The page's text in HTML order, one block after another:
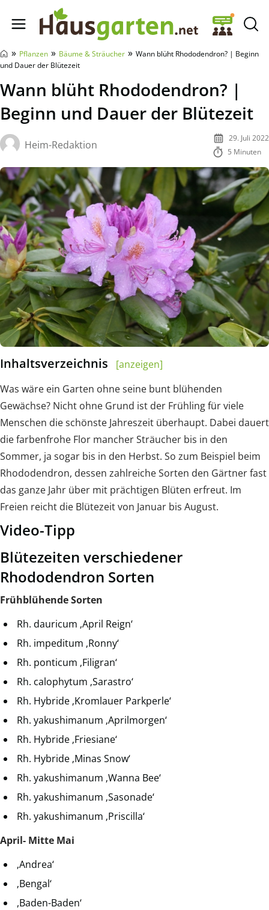
Hausgarten.net
» Pflanzen » Bäume & Sträucher » Wann blüht Rhododendron? | Beginn
und Dauer der Blütezeit
Wann blüht Rhododendron? |
Beginn und Dauer der Blütezeit
Heim-Redaktion
29. Juli 2022
5 Minuten
Inhaltsverzeichnis
[anzeigen]
Was wäre ein Garten ohne seine bunt blühenden
Gewächse? Nicht ohne Grund ist der Frühling für viele
Menschen die schönste Jahreszeit überhaupt. Dabei dauert
die farbenfrohe Flor mancher Sträucher bis in den
Sommer, ja sogar bis in den Herbst. So zum Beispiel beim
Rhododendron, dessen zahlreiche Sorten den Gärtner fast
das ganze Jahr über mit prächtigen Blüten erfreut. Im
Freien reicht die Blütezeit von Januar bis August.
Video-Tipp
Blütezeiten verschiedener
Rhododendron Sorten
Frühblühende Sorten
Rh. dauricum ‚April Reign‘
Rh. impeditum ‚Ronny‘
Rh. ponticum ‚Filigran‘
Rh. calophytum ‚Sarastro‘
Rh. Hybride ‚Kromlauer Parkperle‘
Rh. yakushimanum ‚Aprilmorgen‘
Rh. Hybride ‚Friesiane‘
Rh. Hybride ‚Minas Snow‘
Rh. yakushimanum ‚Wanna Bee‘
Rh. yakushimanum ‚Sasonade‘
Rh. yakushimanum ‚Priscilla‘
April- Mitte Mai
‚Andrea‘
‚Bengal‘
,Baden-Baden‘